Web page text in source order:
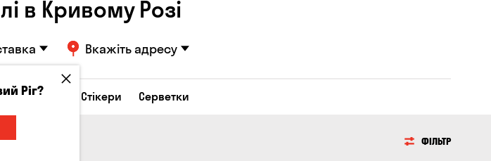
в Кривому Розі
Вкажіть адресу
Брелоки Стікери Серветки
ФІЛЬТР
Ріг?